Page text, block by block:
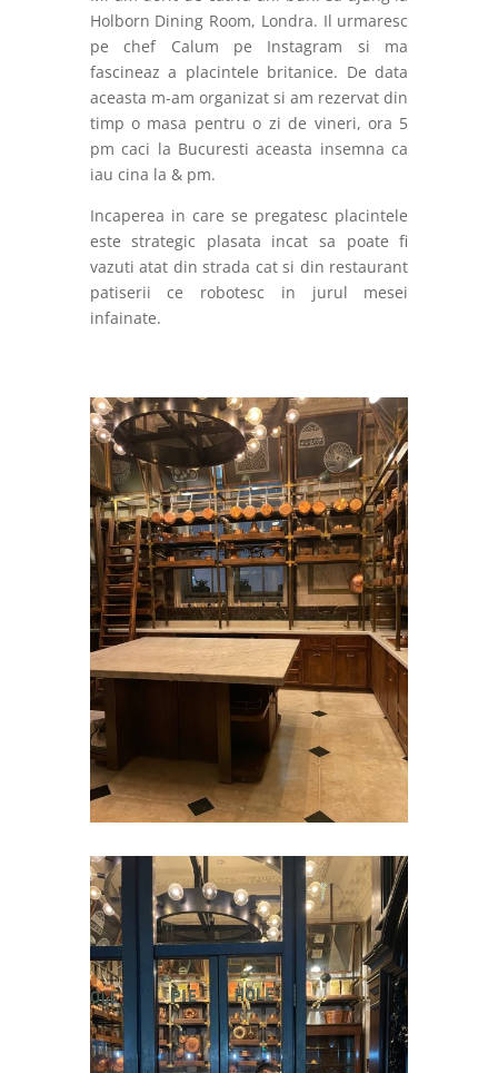
Holborn Dining Room, Londra. Il urmaresc
pe chef Calum pe Instagram si ma
fascineaz a placintele britanice. De data
aceasta m-am organizat si am rezervat din
timp o masa pentru o zi de vineri, ora 5
pm caci la Bucuresti aceasta insemna ca
iau cina la & pm.
Incaperea in care se pregatesc placintele
este strategic plasata incat sa poate fi
vazuti atat din strada cat si din restaurant
patiserii ce robotesc in jurul mesei
infainate.